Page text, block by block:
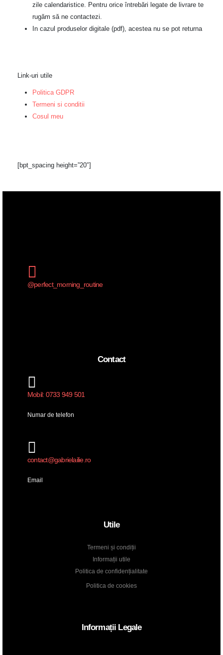
zile calendaristice. Pentru orice întrebări legate de livrare te
rugăm să ne contactezi.
In cazul produselor digitale (pdf), acestea nu se pot returna
Link-uri utile
Politica GDPR
Termeni si conditii
Cosul meu
[bpt_spacing height=”20″]
@perfect_morning_routine
Contact
Mobil: 0733 949 501
Numar de telefon
contact@gabrielailie.ro
Email
Utile
Termeni și condiții
Informații utile
Politica de confidențialitate
Politica de cookies
Informații Legale